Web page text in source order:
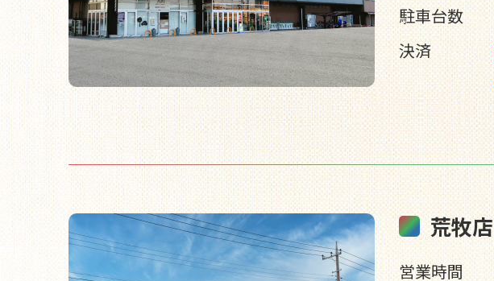
駐車台数
決済
荒牧店
営業時間